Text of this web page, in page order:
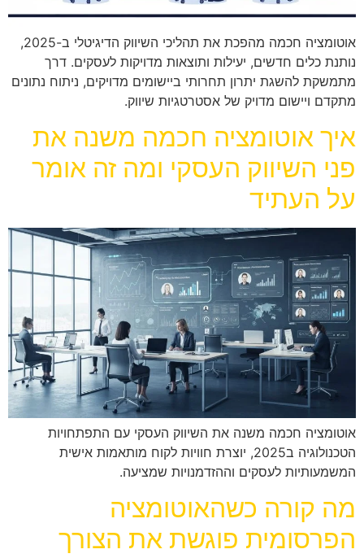
אוטומציה חכמה מהפכת את תהליכי השיווק הדיגיטלי ב-2025,
נותנת כלים חדשים, יעילות ותוצאות מדויקות לעסקים. דרך
מתמשקת להשגת יתרון תחרותי ביישומים מדויקים, ניתוח נתונים
מתקדם ויישום מדויק של אסטרטגיות שיווק.
איך אוטומציה חכמה משנה את
פני השיווק העסקי ומה זה אומר
על העתיד
אוטומציה חכמה משנה את השיווק העסקי עם התפתחויות
הטכנולוגיה ב2025, יוצרת חוויות לקוח מותאמות אישית
המשמעותיות לעסקים וההזדמנויות שמציעה.
מה קורה כשהאוטומציה
הפרסומית פוגשת את הצורך